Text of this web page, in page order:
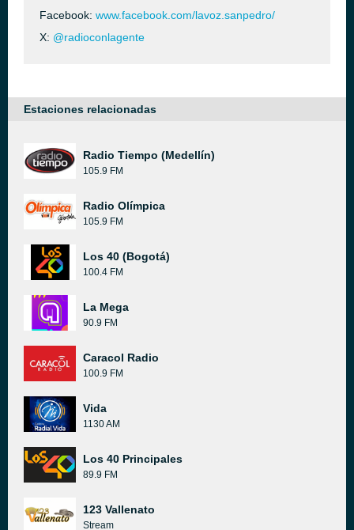
Facebook: www.facebook.com/lavoz.sanpedro/
X: @radioconlagente
Estaciones relacionadas
Radio Tiempo (Medellín)
105.9 FM
Radio Olímpica
105.9 FM
Los 40 (Bogotá)
100.4 FM
La Mega
90.9 FM
Caracol Radio
100.9 FM
Vida
1130 AM
Los 40 Principales
89.9 FM
123 Vallenato
Stream